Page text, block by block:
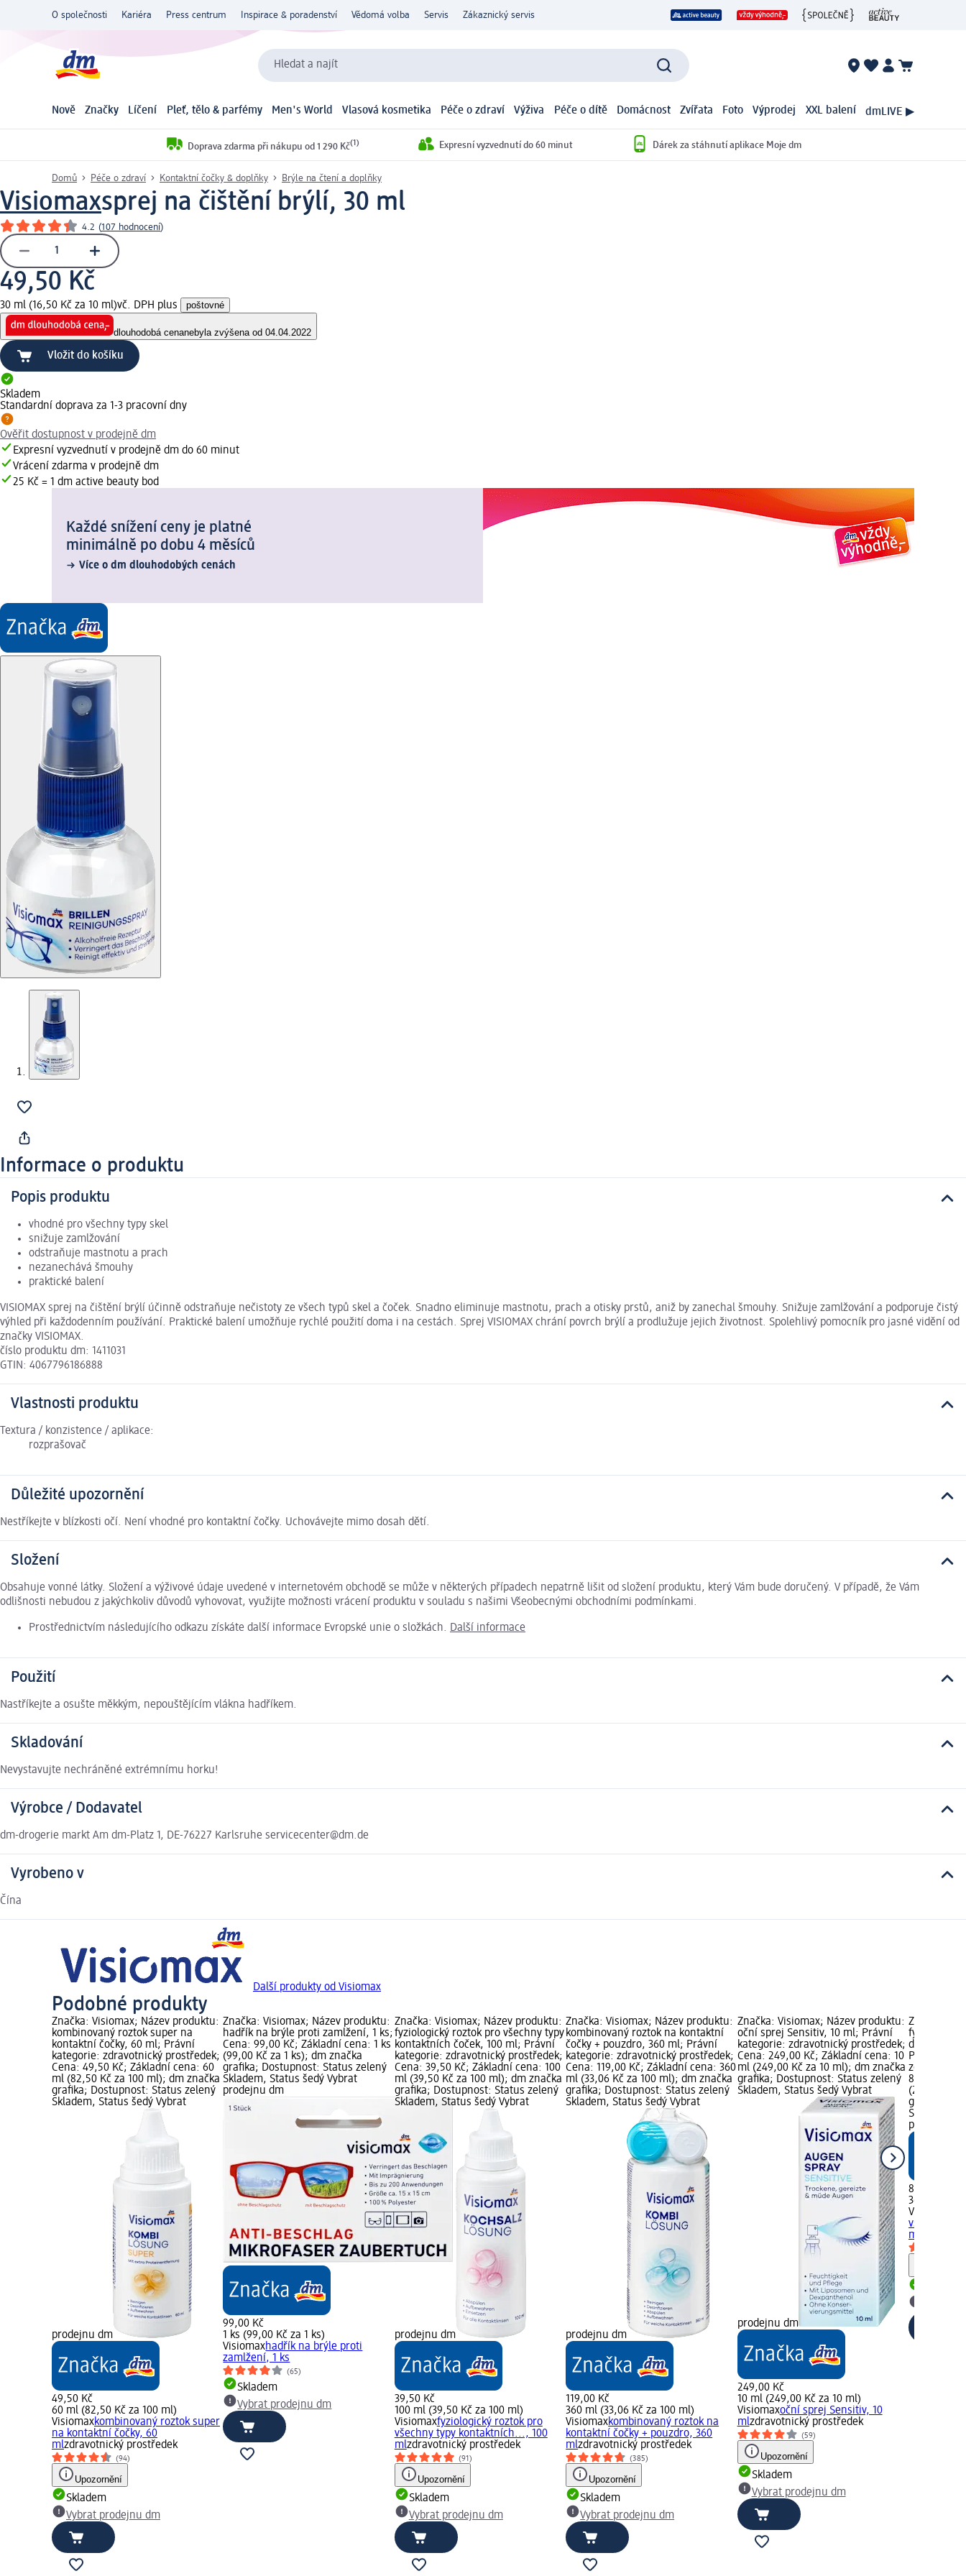
O společnosti Kariéra Press centrum Inspirace & poradenství Vědomá volba Servis Zákaznický servis
Hledat a najít
Nově Značky Líčení Pleť, tělo & parfémy Men's World Vlasová kosmetika Péče o zdraví Výživa Péče o dítě Domácnost Zvířata Foto Výprodej XXL balení dmLIVE ▶
Doprava zdarma při nákupu od 1 290 Kč(1) Expresní vyzvednutí do 60 minut Dárek za stáhnutí aplikace Moje dm
Domů Péče o zdraví Kontaktní čočky & doplňky Brýle na čtení a doplňky
Visiomaxsprej na čištění brýlí, 30 ml
4.2 (107 hodnocení)
49,50 Kč
30 ml (16,50 Kč za 10 ml)vč. DPH plus poštovné
dlouhodobá cenanebyla zvýšena od 04.04.2022
Vložit do košíku
Skladem
Standardní doprava za 1-3 pracovní dny
Ověřit dostupnost v prodejně dm
Expresní vyzvednutí v prodejně dm do 60 minut
Vrácení zdarma v prodejně dm
25 Kč = 1 dm active beauty bod
Každé snížení ceny je platné
minimálně po dobu 4 měsíců
Více o dm dlouhodobých cenách
Informace o produktu
Popis produktu
vhodné pro všechny typy skel
snižuje zamlžování
odstraňuje mastnotu a prach
nezanechává šmouhy
praktické balení
VISIOMAX sprej na čištění brýlí účinně odstraňuje nečistoty ze všech typů skel a čoček. Snadno eliminuje mastnotu, prach a otisky prstů, aniž by zanechal šmouhy. Snižuje zamlžování a podporuje čistý
výhled při každodenním používání. Praktické balení umožňuje rychlé použití doma i na cestách. Sprej VISIOMAX chrání povrch brýlí a prodlužuje jejich životnost. Spolehlivý pomocník pro jasné vidění od
značky VISIOMAX.
číslo produktu dm: 1411031
GTIN: 4067796186888
Vlastnosti produktu
Textura / konzistence / aplikace:
rozprašovač
Důležité upozornění
Nestříkejte v blízkosti očí. Není vhodné pro kontaktní čočky. Uchovávejte mimo dosah dětí.
Složení
Obsahuje vonné látky. Složení a výživové údaje uvedené v internetovém obchodě se může v některých případech nepatrně lišit od složení produktu, který Vám bude doručený. V případě, že Vám
odlišnosti nebudou z jakýchkoliv důvodů vyhovovat, využijte možnosti vrácení produktu v souladu s našimi Všeobecnými obchodními podmínkami.
Prostřednictvím následujícího odkazu získáte další informace Evropské unie o složkách. Další informace
Použití
Nastříkejte a osušte měkkým, nepouštějícím vlákna hadříkem.
Skladování
Nevystavujte nechráněné extrémnímu horku!
Výrobce / Dodavatel
dm-drogerie markt Am dm-Platz 1, DE-76227 Karlsruhe servicecenter@dm.de
Vyrobeno v
Čína
Další produkty od Visiomax
Podobné produkty
Značka: Visiomax; Název produktu:
kombinovaný roztok super na
kontaktní čočky, 60 ml; Právní
kategorie: zdravotnický prostředek;
Cena: 49,50 Kč; Základní cena: 60
ml (82,50 Kč za 100 ml); dm značka
grafika; Dostupnost: Status zelený
Skladem, Status šedý Vybrat
prodejnu dm
49,50 Kč
60 ml (82,50 Kč za 100 ml)
Visiomaxkombinovaný roztok super
na kontaktní čočky, 60
mlzdravotnický prostředek
(94)
Upozornění
Skladem
Vybrat prodejnu dm
Značka: Visiomax; Název produktu:
hadřík na brýle proti zamlžení, 1 ks;
Cena: 99,00 Kč; Základní cena: 1 ks
(99,00 Kč za 1 ks); dm značka
grafika; Dostupnost: Status zelený
Skladem, Status šedý Vybrat
prodejnu dm
99,00 Kč
1 ks (99,00 Kč za 1 ks)
Visiomaxhadřík na brýle proti
zamlžení, 1 ks
(65)
Skladem
Vybrat prodejnu dm
Značka: Visiomax; Název produktu:
fyziologický roztok pro všechny typy
kontaktních čoček, 100 ml; Právní
kategorie: zdravotnický prostředek;
Cena: 39,50 Kč; Základní cena: 100
ml (39,50 Kč za 100 ml); dm značka
grafika; Dostupnost: Status zelený
Skladem, Status šedý Vybrat
prodejnu dm
39,50 Kč
100 ml (39,50 Kč za 100 ml)
Visiomaxfyziologický roztok pro
všechny typy kontaktních..., 100
mlzdravotnický prostředek
(91)
Upozornění
Skladem
Vybrat prodejnu dm
Značka: Visiomax; Název produktu:
kombinovaný roztok na kontaktní
čočky + pouzdro, 360 ml; Právní
kategorie: zdravotnický prostředek;
Cena: 119,00 Kč; Základní cena: 360
ml (33,06 Kč za 100 ml); dm značka
grafika; Dostupnost: Status zelený
Skladem, Status šedý Vybrat
prodejnu dm
119,00 Kč
360 ml (33,06 Kč za 100 ml)
Visiomaxkombinovaný roztok na
kontaktní čočky + pouzdro, 360
mlzdravotnický prostředek
(385)
Upozornění
Skladem
Vybrat prodejnu dm
Značka: Visiomax; Název produktu:
oční sprej Sensitiv, 10 ml; Právní
kategorie: zdravotnický prostředek;
Cena: 249,00 Kč; Základní cena: 10
ml (249,00 Kč za 10 ml); dm značka
grafika; Dostupnost: Status zelený
Skladem, Status šedý Vybrat
prodejnu dm
249,00 Kč
10 ml (249,00 Kč za 10 ml)
Visiomaxoční sprej Sensitiv, 10
mlzdravotnický prostředek
(59)
Upozornění
Skladem
Vybrat prodejnu dm
Značka:
druhy
Právní
89,50 Kč;
(24,86 Kč
grafika;
Skladem,
prodejnu
89,50 Kč
360 ml
Visiomax
všechny
ml